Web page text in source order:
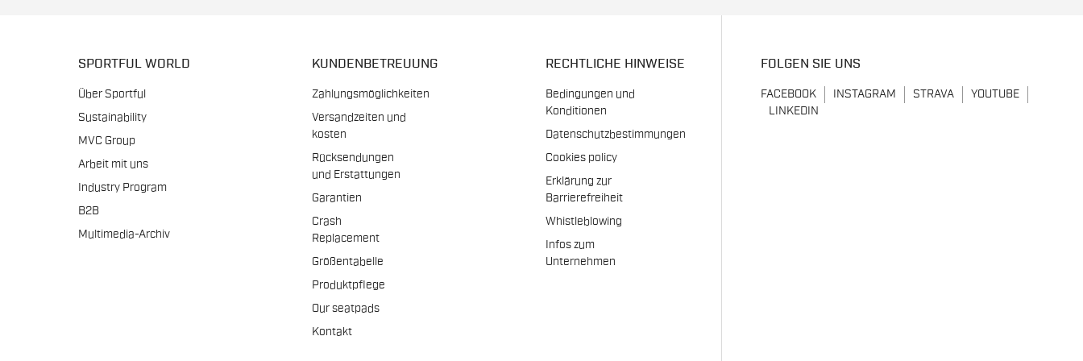
SPORTFUL WORLD
Über Sportful
Sustainability
MVC Group
Arbeit mit uns
Industry Program
B2B
Multimedia-Archiv
KUNDENBETREUUNG
Zahlungsmöglichkeiten
Versandzeiten und
kosten
Rücksendungen
und Erstattungen
Garantien
Crash
Replacement
Größentabelle
Produktpflege
Our seatpads
Kontakt
RECHTLICHE HINWEISE
Bedingungen und
Konditionen
Datenschutzbestimmungen
Cookies policy
Erklärung zur
Barrierefreiheit
Whistleblowing
Infos zum
Unternehmen
FOLGEN SIE UNS
FACEBOOK INSTAGRAM STRAVA
YOUTUBE
LINKEDIN